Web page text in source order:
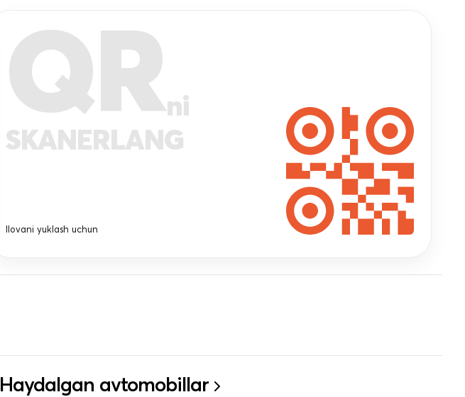
QRni
SKANERLANG
Ilovani yuklash uchun
Haydalgan avtomobillar